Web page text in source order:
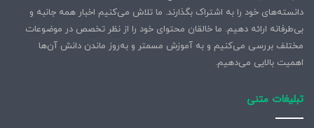
واقع سرمایه‌گذاری بر روی آینده‌ای است که در آن هر بار با نگاه
کردن در آینه، از تصمیم خود احساس رضایت خواهید داشت.
دانسته‌های خود را به اشتراک بگذارند. ما تلاش می‌کنیم اخبار همه جانبه و
بی‌طرفانه ارائه دهیم. ما خالقان محتوای خود را از نظر تخصص در موضوعات
مختلف بررسی می‌کنیم و به آموزش مسمتر و به‌روز ماندن دانش آن‌ها
اهمیت بالایی می‌دهیم.
تبلیغات متنی